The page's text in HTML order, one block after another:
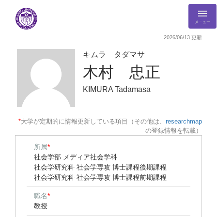
メニュー
2026/06/13 更新
キムラ タダマサ
木村 忠正
KIMURA Tadamasa
*大学が定期的に情報更新している項目（その他は、 researchmap
の登録情報を転載）
所属*
社会学部 メディア社会学科
社会学研究科 社会学専攻 博士課程後期課程
社会学研究科 社会学専攻 博士課程前期課程
職名*
教授